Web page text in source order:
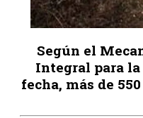
Según el
Integral para la
fecha, más de